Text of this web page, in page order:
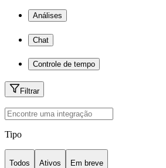
Análises
Chat
Controle de tempo
Filtrar
Tipo
Todos Ativos Em breve